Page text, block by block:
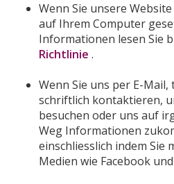
Wenn Sie unsere
auf Ihrem Computer
Informationen lesen Sie
Richtlinie .
Wenn Sie uns per E-
schriftlich kontaktieren,
besuchen oder uns auf
Weg Informationen
einschliesslich indem Sie
Medien wie Facebook